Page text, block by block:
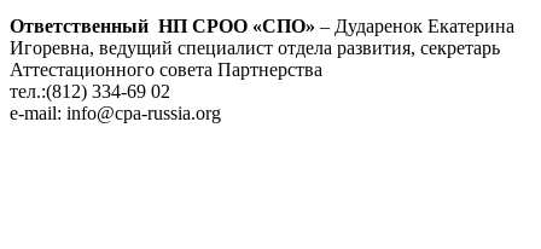
Ответственный НП СРОО «СПО» – Дударенок Екатерина
Игоревна, ведущий специалист отдела развития, секретарь
Аттестационного совета Партнерства
тел.:(812) 334-69 02
e-mail: info@cpa-russia.org